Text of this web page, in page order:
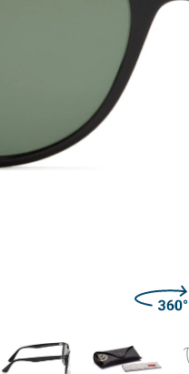
55 mm
Glasbreedte